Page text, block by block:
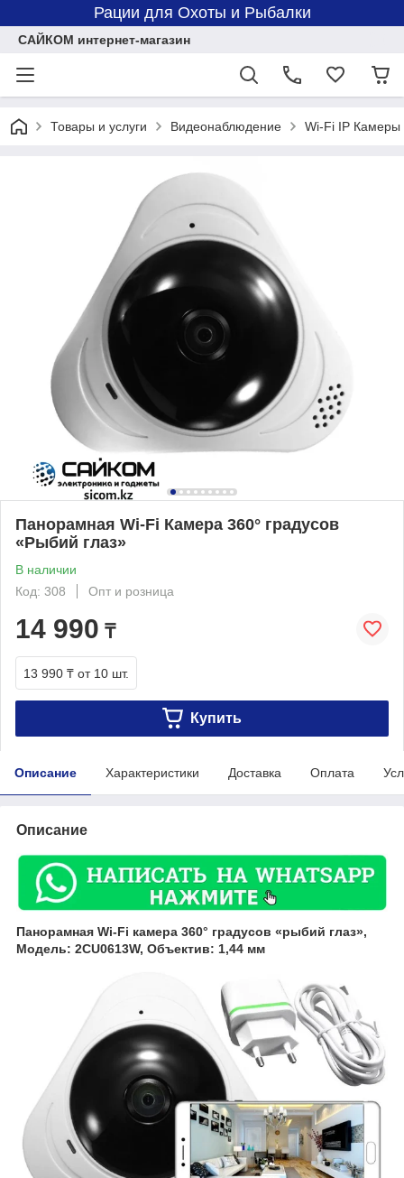
Рации для Охоты и Рыбалки
САЙКОМ интернет-магазин
Товары и услуги Видеонаблюдение Wi-Fi IP Камеры
Панорамная Wi-Fi Камера 360° градусов
«Рыбий глаз»
В наличии
Код: 308
Опт и розница
14 990 ₸
13 990 ₸ от 10 шт.
Купить
Описание Характеристики Доставка Оплата
Описание
Панорамная Wi-Fi камера 360° градусов «рыбий глаз»,
Модель: 2CU0613W, Объектив: 1,44 мм